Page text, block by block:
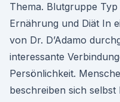
Thema. Blutgruppe
Ernährung und Diät In
von Dr. D’Adamo
interessante
Persönlichkeit.
beschreiben sich